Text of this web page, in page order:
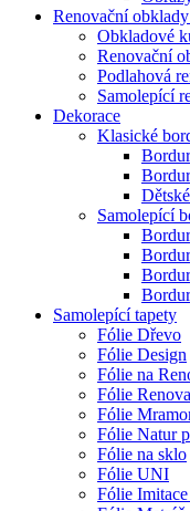
Renovační
Obkladové
Renovační
Podlahová
Samolepící
Dekorace
Klasické
Samolepící
Samolepící tapety
Fólie Dřevo
Fólie Design
Fólie na
Fólie
Fólie
Fólie Natur
Fólie na sklo
Fólie UNI
Fólie